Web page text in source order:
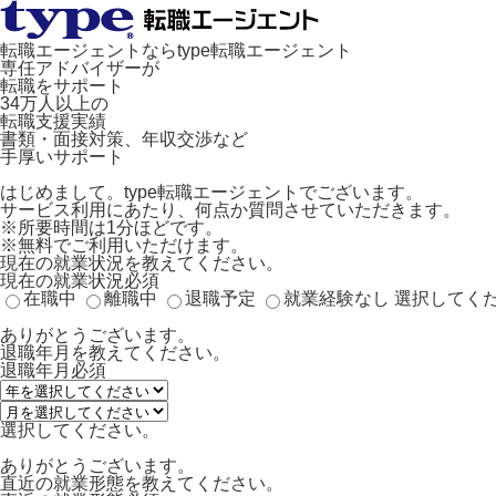
転職エージェントならtype転職エージェント
専任アドバイザーが
転職をサポート
34万人以上の
転職支援実績
書類・面接対策、年収交渉など
手厚いサポート
はじめまして。type転職エージェントでございます。
サービス利用にあたり、何点か質問させていただきます。
※所要時間は1分ほどです。
※無料でご利用いただけます。
現在の就業状況を教えてください。
現在の就業状況必須
在職中
離職中 退職予定 就業経験なし 選択してく
ありがとうございます。
退職年月を教えてください。
退職年月 必須
選択してください。
ありがとうございます。
直近の就業形態を教えてください。